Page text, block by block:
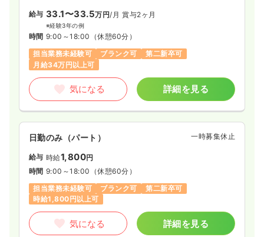
給与 33.1〜33.5万円/月 賞与2ヶ月
※経験3年の例
時間 9:00～18:00 （休憩60分）
担当業務未経験可
ブランク可
第二新卒可
月給34万円以上可
気になる 詳細を見る
日勤のみ（パート） 一時募集休止
給与 時給1,800円
時間 9:00～18:00 （休憩60分）
担当業務未経験可
ブランク可
第二新卒可
時給1,800円以上可
気になる 詳細を見る